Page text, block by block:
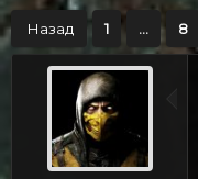
т
о
р
т
т
а
н
Назад 1 ... 8